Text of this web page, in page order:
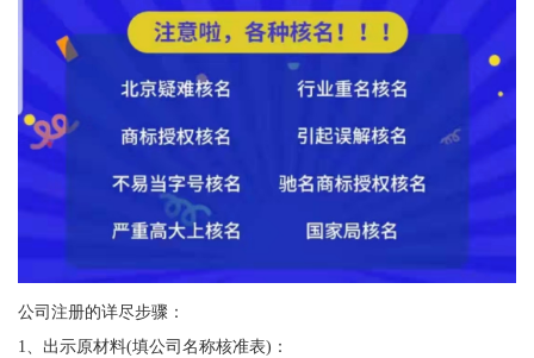
公司注册的详尽步骤：
1、出示原材料(填公司名称核准表)：